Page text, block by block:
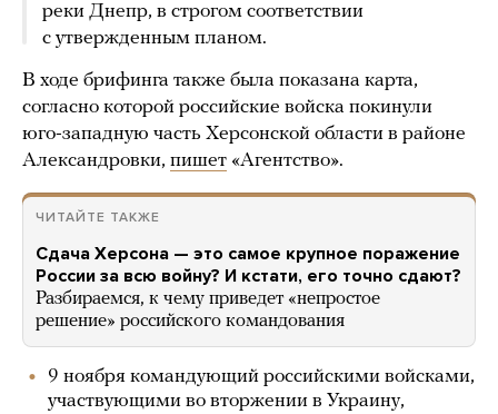
реки Днепр, в строгом соответствии
с утвержденным планом.
В ходе брифинга также была показана карта,
согласно которой российские войска покинули
юго-западную часть Херсонской области в районе
Александровки, пишет «Агентство».
ЧИТАЙТЕ ТАКЖЕ
Сдача Херсона — это самое крупное поражение
России за всю войну? И кстати, его точно сдают?
Разбираемся, к чему приведет «непростое
решение» российского командования
9 ноября командующий российскими войсками,
участвующими во вторжении в Украину,